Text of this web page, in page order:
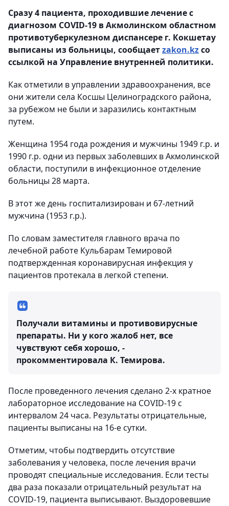
Сразу 4 пациента, проходившие лечение с
диагнозом COVID-19 в Акмолинском областном
противотуберкулезном диспансере г. Кокшетау
выписаны из больницы, сообщаетzakon.kzсо
ссылкой на Управление внутренней политики.
Как отметили в управлении здравоохранения, все
они жители села Косшы Целиноградского района,
за рубежом не были и заразились контактным
путем.
Женщина 1954 года рождения и мужчины 1949 г.р. и
1990 г.р. одни из первых заболевших в Акмолинской
области, поступили в инфекционное отделение
больницы 28 марта.
В этот же день госпитализирован и 67-летний
мужчина (1953 г.р.).
По словам заместителя главного врача по
лечебной работе Кульбарам Темировой
подтвержденная коронавирусная инфекция у
пациентов протекала в легкой степени.
Получали витамины и противовирусные
препараты. Ни у кого жалоб нет, все
чувствуют себя хорошо, -
прокомментировала К. Темирова.
После проведенного лечения сделано 2-х кратное
лабораторное исследование на COVID-19 с
интервалом 24 часа. Результаты отрицательные,
пациенты выписаны на 16-е сутки.
Отметим, чтобы подтвердить отсутствие
заболевания у человека, после лечения врачи
проводят специальные исследования. Если тесты
два раза показали отрицательный результат на
COVID-19, пациента выписывают. Выздоровевшие